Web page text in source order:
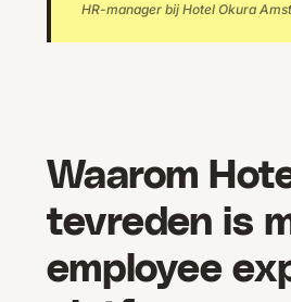
HR-manager bij Hotel Okura
Waarom
tevreden is
employee